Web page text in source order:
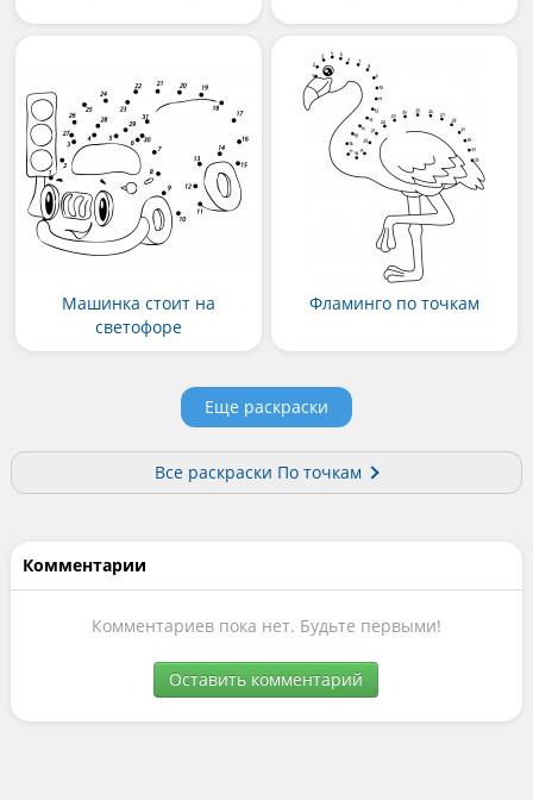
Машинка стоит на
светофоре
Фламинго по точкам
Еще раскраски
Все раскраски По точкам
Комментарии
Комментариев пока нет. Будьте первыми!
Оставить комментарий